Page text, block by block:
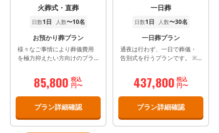
火葬式・直葬
日数1日 人数〜10名
お預かり葬プラン
様々なご事情により葬儀費用
を極力抑えたい方向けのプラ
りとなります。 ご検討の方は
事前の相談をおすすめ致しま
85,800 税込
円〜
プラン詳細確認
一日葬
日数1日 人数〜30名
一日葬プラン
通夜は行わず、一日で葬儀・
告別式を行うプランです。 ※
437,800 税込
円〜
プラン詳細確認